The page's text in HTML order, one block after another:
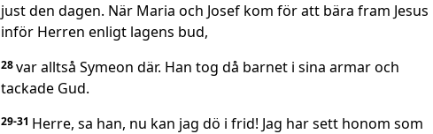
just den dagen. När Maria och Josef kom för att bära fram Jesus
inför Herren enligt lagens bud,
28var alltså Symeon där. Han tog då barnet i sina armar och
tackade Gud.
29-31 Herre, sa han, nu kan jag dö i frid! Jag har sett honom som